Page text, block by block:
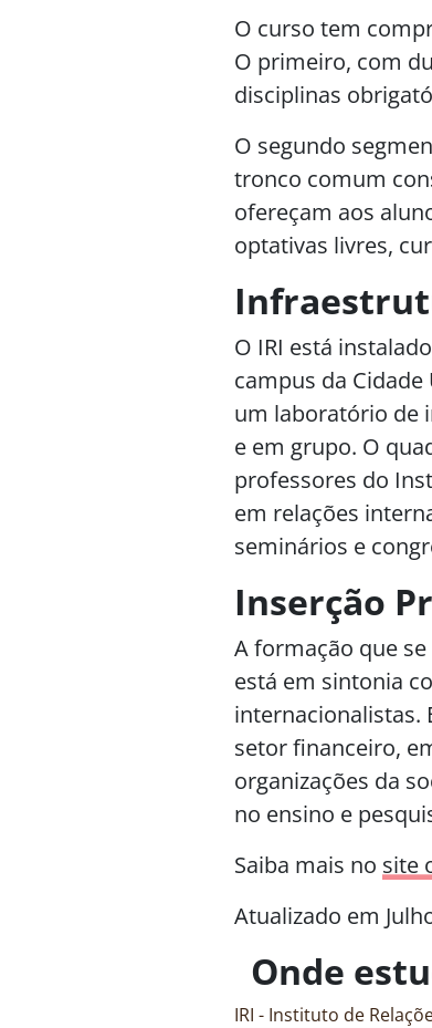
O curso tem
O primeiro, com
disciplinas
O segundo
tronco comum
ofereçam aos
optativas livres,
O IRI está
campus da
um laboratório de
e em grupo. O
professores do
em relações
seminários e
Inserção
A formação que
está em sintonia
internacionalistas.
setor financeiro,
organizações da
no ensino e
Saiba mais no site
Atualizado em
Onde
IRI - Instituto de